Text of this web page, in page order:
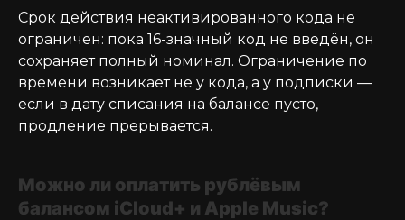
Срок действия неактивированного кода не
ограничен: пока 16-значный код не введён, он
сохраняет полный номинал. Ограничение по
времени возникает не у кода, а у подписки —
если в дату списания на балансе пусто,
продление прерывается.
Можно ли оплатить рублёвым
балансом iCloud+ и Apple Music?